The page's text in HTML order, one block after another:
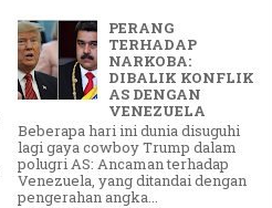
PERANG
TERHADAP
NARKOBA:
DIBALIK KONFLIK
AS DENGAN
VENEZUELA
Beberapa hari ini dunia disuguhi
lagi gaya cowboy Trump dalam
polugri AS: Ancaman terhadap
Venezuela, yang ditandai dengan
pengerahan angka...